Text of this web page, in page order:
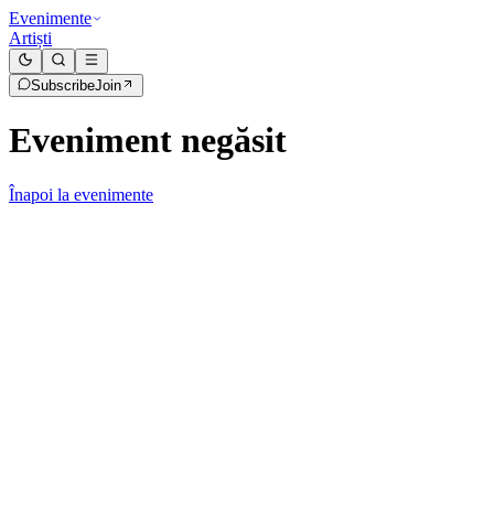
Evenimente
Artiști
SubscribeJoin
Eveniment negăsit
Înapoi la evenimente